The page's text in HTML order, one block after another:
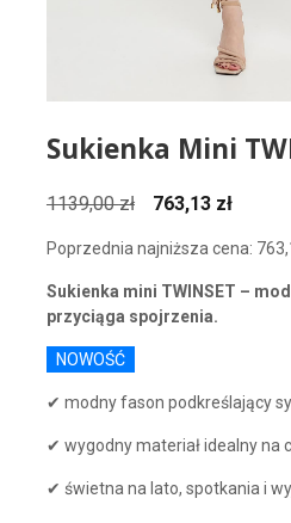
Sukienka Mini
1139,00zł
Pierwotna
wynosiła:
1139,00 zł.
763,13 złAktualna
763,13
Poprzednia najniższa cena:
Sukienka mini TWINSET –
przyciąga spojrzenia.
NOWOŚĆ
✔ modny fason podkreślający
✔ wygodny materiał idealny na
✔ świetna na lato, spotkania i